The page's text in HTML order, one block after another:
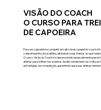
VISÃO DO COACH
O CURSO PARA
DE CAPOEIRA
Para um capoeirista competir em alto nível, o papel do coach
o desempenho do(a) atleta, alinhando seus treinos ao que
O curso Visão do Coach foi desenvolvido especialmente para
atletas para brilhar nos eventos de alto rendimento do Volta ao
estratégias da competição, garantindo que seus atletas